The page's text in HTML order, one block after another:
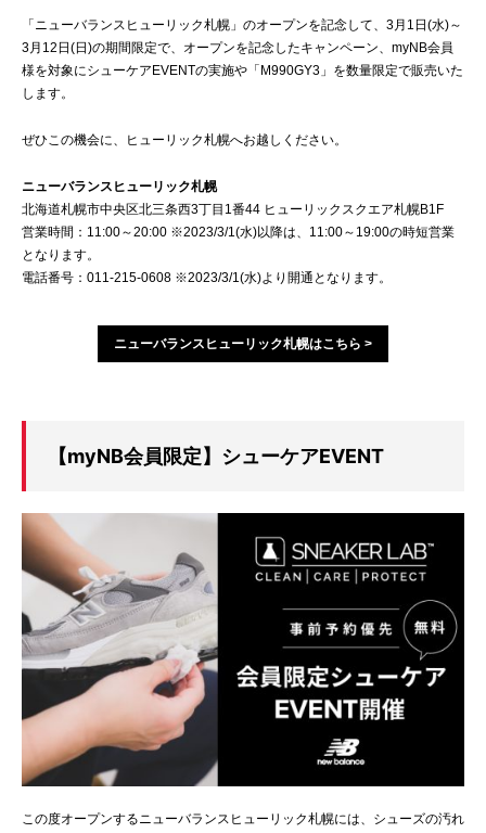
「ニューバランスヒューリック札幌」のオープンを記念して、3月1日(水)～
3月12日(日)の期間限定で、オープンを記念したキャンペーン、myNB会員
様を対象にシューケアEVENTの実施や「M990GY3」を数量限定で販売いた
します。
ぜひこの機会に、ヒューリック札幌へお越しください。
ニューバランスヒューリック札幌
北海道札幌市中央区北三条西3丁目1番44 ヒューリックスクエア札幌B1F
営業時間：11:00～20:00 ※2023/3/1(水)以降は、11:00～19:00の時短営業
となります。
電話番号：011-215-0608 ※2023/3/1(水)より開通となります。
ニューバランスヒューリック札幌はこちら >
【myNB会員限定】シューケアEVENT
この度オープンするニューバランスヒューリック札幌には、シューズの汚れ